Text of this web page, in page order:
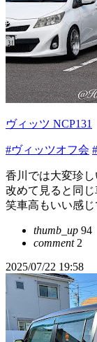
ヴィッツ NCP131
#ヴィッツオフ会
香川では大変珍
改めて見ると同
笑車高もいい感
thumb_up 94
comment2
2025/07/22 19:58